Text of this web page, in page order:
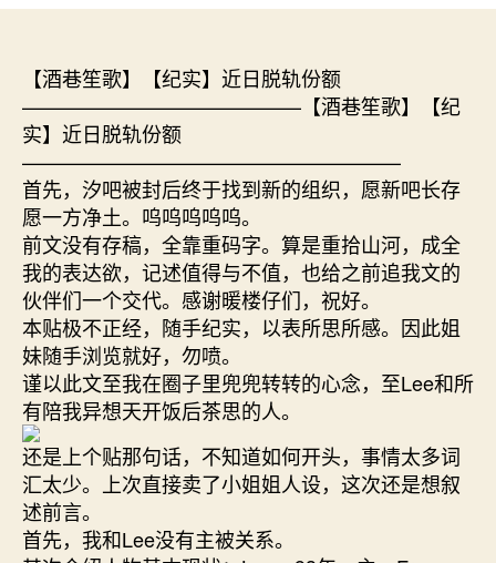
【酒巷笙歌】【纪实】近日脱轨份额
——————————————【酒巷笙歌】【纪
实】近日脱轨份额
———————————————————
首先，汐吧被封后终于找到新的组织，愿新吧长存
愿一方净土。呜呜呜呜呜。
前文没有存稿，全靠重码字。算是重拾山河，成全
我的表达欲，记述值得与不值，也给之前追我文的
伙伴们一个交代。感谢暖楼仔们，祝好。
本贴极不正经，随手纪实，以表所思所感。因此姐
妹随手浏览就好，勿喷。
谨以此文至我在圈子里兜兜转转的心念，至Lee和所
有陪我异想天开饭后茶思的人。
还是上个贴那句话，不知道如何开头，事情太多词
汇太少。上次直接卖了小姐姐人设，这次还是想叙
述前言。
首先，我和Lee没有主被关系。